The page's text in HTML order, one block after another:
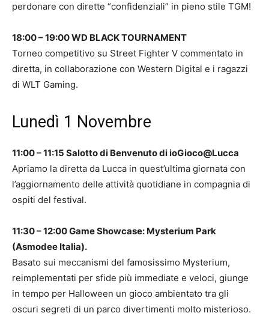
perdonare con dirette “confidenziali” in pieno stile TGM!
18:00 – 19:00 WD BLACK TOURNAMENT
Torneo competitivo su Street Fighter V commentato in
diretta, in collaborazione con Western Digital e i ragazzi
di WLT Gaming.
Lunedì 1 Novembre
11:00 – 11:15 Salotto di Benvenuto di ioGioco@Lucca
Apriamo la diretta da Lucca in quest’ultima giornata con
l’aggiornamento delle attività quotidiane in compagnia di
ospiti del festival.
11:30 – 12:00 Game Showcase: Mysterium Park
(Asmodee Italia).
Basato sui meccanismi del famosissimo Mysterium,
reimplementati per sfide più immediate e veloci, giunge
in tempo per Halloween un gioco ambientato tra gli
oscuri segreti di un parco divertimenti molto misterioso.